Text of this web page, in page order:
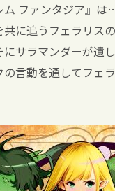
ファンタジア』は
に追うフェラリス
サラマンダーが遺
言動を通してフェ